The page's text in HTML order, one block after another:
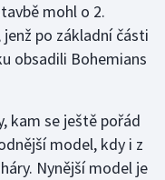
mohl o 2.
po základní části
obsadili Bohemians
kam se ještě pořád
model, kdy i z
Nynější model je